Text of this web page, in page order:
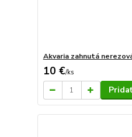
Akvaria zahnutá
10 €/ks